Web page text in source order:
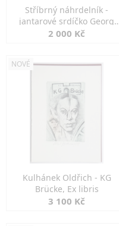
Stříbrný náhrdelník -
jantarové srdíčko Georg
Kramer
2 000 Kč
NOVÉ
Kulhánek Oldřich - KG
Brücke, Ex libris
3 100 Kč